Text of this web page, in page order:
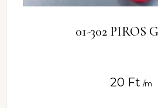
01-302 PIROS
20 Ft /m